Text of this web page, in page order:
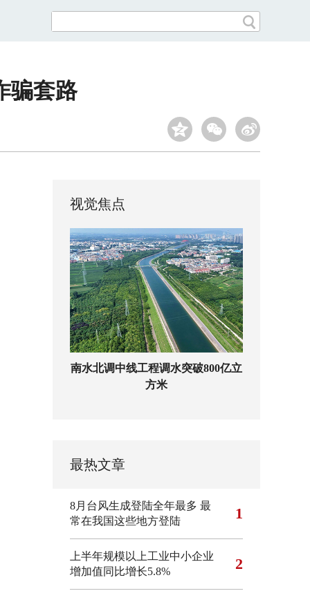
骗套路
视觉焦点
南水北调中线工程调水突破800亿立
方米
最热文章
8月台风生成登陆全年最多 最
常在我国这些地方登陆
1
上半年规模以上工业中小企业
增加值同比增长5.8%
2